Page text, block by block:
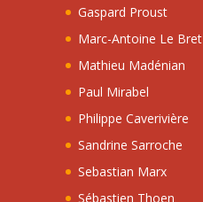
Gaspard Proust
Marc-Antoine Le Bret
Mathieu Madénian
Paul Mirabel
Philippe Caverivière
Sandrine Sarroche
Sebastian Marx
Sébastien Thoen